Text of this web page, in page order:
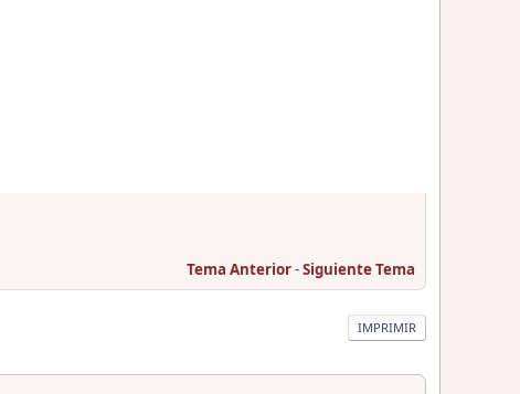
Tema Anterior-Siguiente Tema
IMPRIMIR